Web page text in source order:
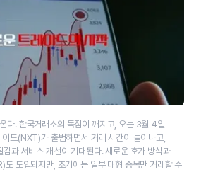
다. 한국거래소의 독점이 깨지고, 오는 3월 4일
드(NXT)가 출범하면서 거래 시간이 늘어나고,
과 서비스 개선이 기대된다. 새로운 호가 방식과
도 도입되지만, 초기에는 일부 대형 종목만 거래할 수